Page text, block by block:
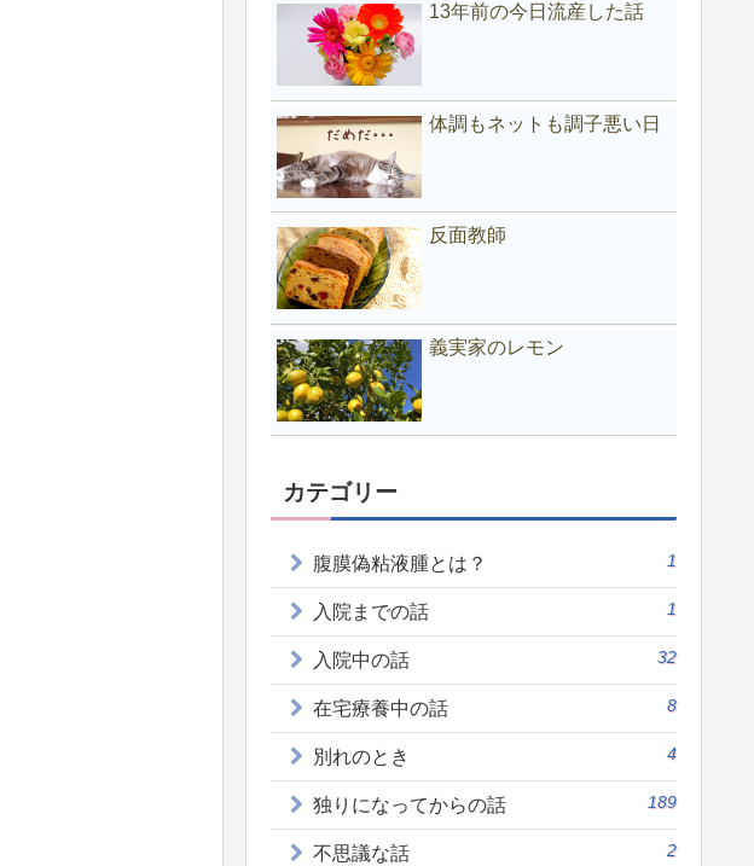
13年前の今日流産した話
体調もネットも調子悪い日
反面教師
義実家のレモン
カテゴリー
腹膜偽粘液腫とは？ 1
入院までの話 1
入院中の話 32
在宅療養中の話 8
別れのとき 4
独りになってからの話 189
不思議な話 2